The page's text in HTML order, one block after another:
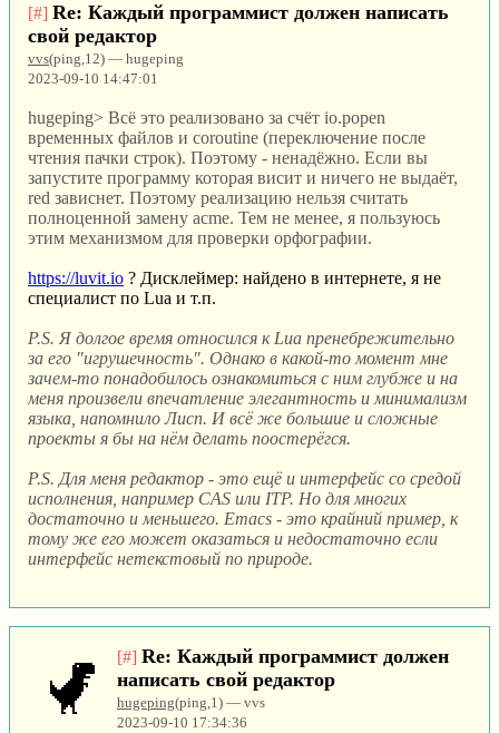
[#] Re: Каждый программист должен написать
свой редактор
vvs(ping,12) — hugeping
2023-09-10 14:47:01
hugeping> Всё это реализовано за счёт io.popen
временных файлов и coroutine (переключение после
чтения пачки строк). Поэтому - ненадёжно. Если вы
запустите программу которая висит и ничего не выдаёт,
red зависнет. Поэтому реализацию нельзя считать
полноценной замену acme. Тем не менее, я пользуюсь
этим механизмом для проверки орфографии.
https://luvit.io ? Дисклеймер: найдено в интернете, я не
специалист по Lua и т.п.
P.S. Я долгое время относился к Lua пренебрежительно
за его "игрушечность". Однако в какой-то момент мне
зачем-то понадобилось ознакомиться с ним глубже и на
меня произвели впечатление элегантность и минимализм
языка, напомнило Лисп. И всё же большие и сложные
проекты я бы на нём делать поостерёгся.
P.S. Для меня редактор - это ещё и интерфейс со средой
исполнения, например CAS или ITP. Но для многих
достаточно и меньшего. Emacs - это крайний пример, к
тому же его может оказаться и недостаточно если
интерфейс нетекстовый по природе.
[#] Re: Каждый программист должен
написать свой редактор
hugeping(ping,1) — vvs
2023-09-10 17:34:36